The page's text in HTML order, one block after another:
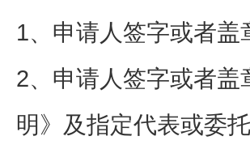
1、申请人签字或者
2、申请人签字或者
明》及指定代表或委